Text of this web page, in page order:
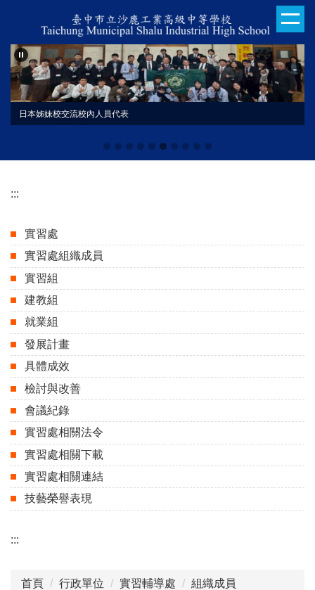
主
要
內
日本姊妹校交流校內人員代表
:::
實習處
實習處組織成員
實習組
建教組
就業組
發展計畫
具體成效
檢討與改善
會議紀錄
實習處相關法令
實習處相關下載
實習處相關連結
技藝榮譽表現
:::
首頁 行政單位 實習輔導處 組織成員